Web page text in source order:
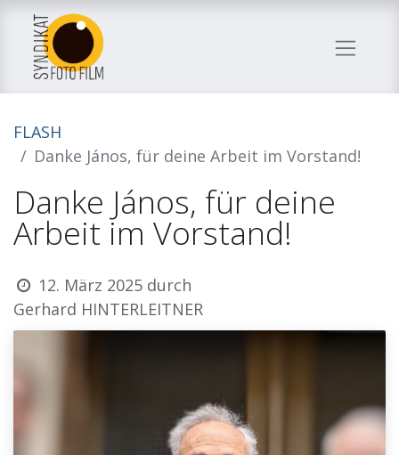
FLASH
Danke János, für deine Arbeit im Vorstand!
Danke János, für deine
Arbeit im Vorstand!
12. März 2025 durch
Gerhard HINTERLEITNER